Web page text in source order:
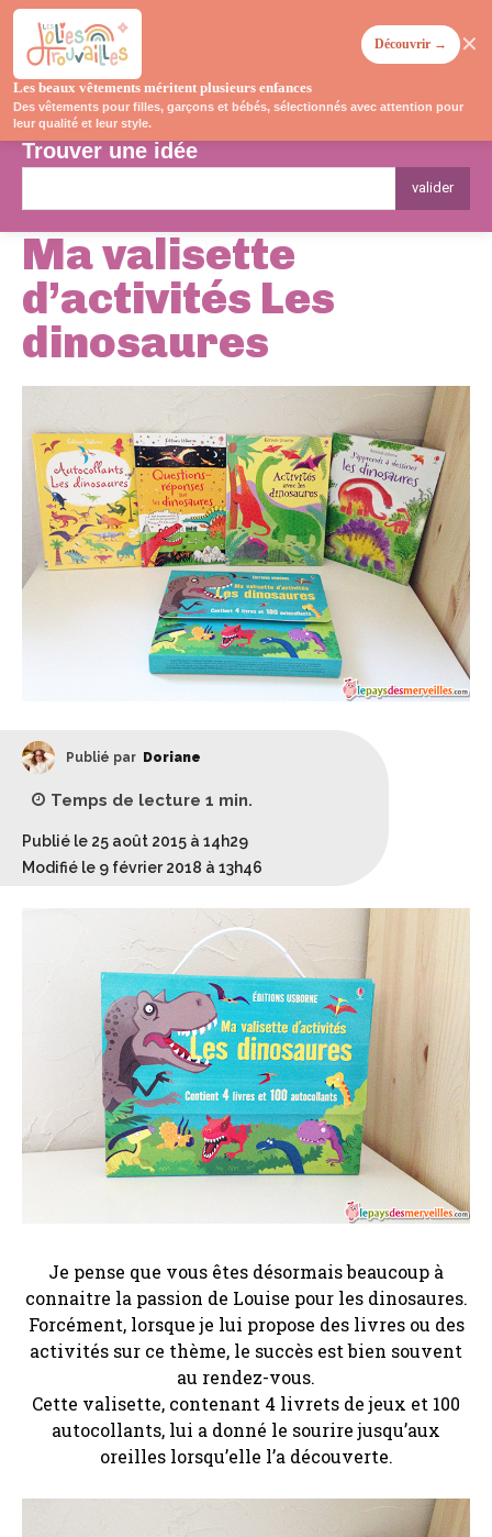
Trouver une idée
valider
Ma valisette
d’activités Les
dinosaures
Publié par Doriane
Temps de lecture 1 min.
Publié le 25 août 2015 à 14h29
Modifié le 9 février 2018 à 13h46
Je pense que vous êtes désormais beaucoup à
connaitre la passion de Louise pour les dinosaures.
Forcément, lorsque je lui propose des livres ou des
activités sur ce thème, le succès est bien souvent
au rendez-vous.
Cette valisette, contenant 4 livrets de jeux et 100
autocollants, lui a donné le sourire jusqu’aux
oreilles lorsqu’elle l’a découverte.
Les beaux vêtements méritent plusieurs enfances
Des vêtements pour filles, garçons et bébés, sélectionnés avec attention pour
leur qualité et leur style.
Découvrir → ✕